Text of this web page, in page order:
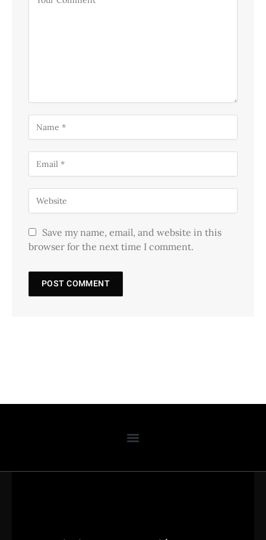
Save my name, email, and website in this
browser for the next time I comment.